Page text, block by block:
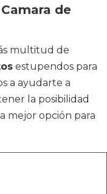
de
multitud de
estupendos para
a ayudarte a
la posibilidad
mejor opción para